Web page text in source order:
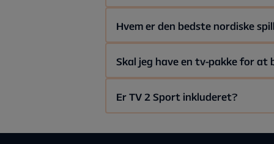
Ja, det kan du! Hvis du ønsker flere
Hvem er den bedste nordiske
Mikkel Damsgaard 🇩🇰 selvfølgelig.
værd.
Skal jeg have en tv-pakke for at
Ja, du skal have en Allente Stream
Er TV 2 Sport inkluderet?
Ja, TV 2 Sport og TV 2 Sport X er